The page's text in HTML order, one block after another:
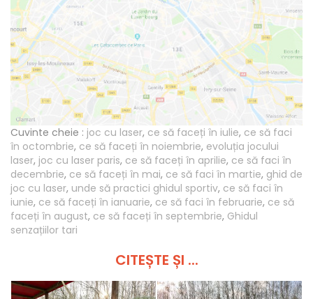
Cuvinte cheie : joc cu laser, ce să faceți în iulie, ce să faci
în octombrie, ce să faceți în noiembrie, evoluția jocului
laser, joc cu laser paris, ce să faceți în aprilie, ce să faci în
decembrie, ce să faceți în mai, ce să faci în martie, ghid de
joc cu laser, unde să practici ghidul sportiv, ce să faci în
iunie, ce să faceți în ianuarie, ce să faci în februarie, ce să
faceți în august, ce să faceți în septembrie, Ghidul
senzațiilor tari
CITEȘTE ȘI ...